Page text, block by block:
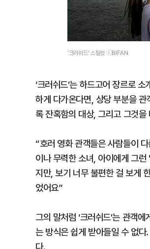
‘크러쉬드’ 스틸컷 ⓒBIFAN
‘크러쉬드’는 하드고어 장르로
하게 다가온다면, 상당 부분을
록 잔혹함의 대상, 그리고 그것
“호러 영화 관객들은 사람들이
이나 무력한 소녀, 아이에게 그
지만, 보기 너무 불편한 걸 보게
었어요”
그의 말처럼 ‘크러쉬드’는 관객
는 방식은 쉽게 받아들일 수 없